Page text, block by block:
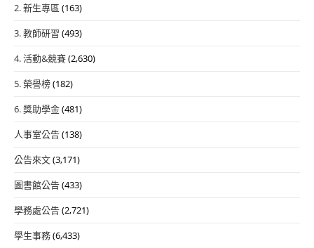
2. 新生專區 (163)
3. 教師研習 (493)
4. 活動&競賽(2,630)
5. 榮譽榜(182)
6. 獎助學金(481)
人事室公告(138)
公告來文(3,171)
圖書館公告(433)
學務處公告(2,721)
學生事務(6,433)